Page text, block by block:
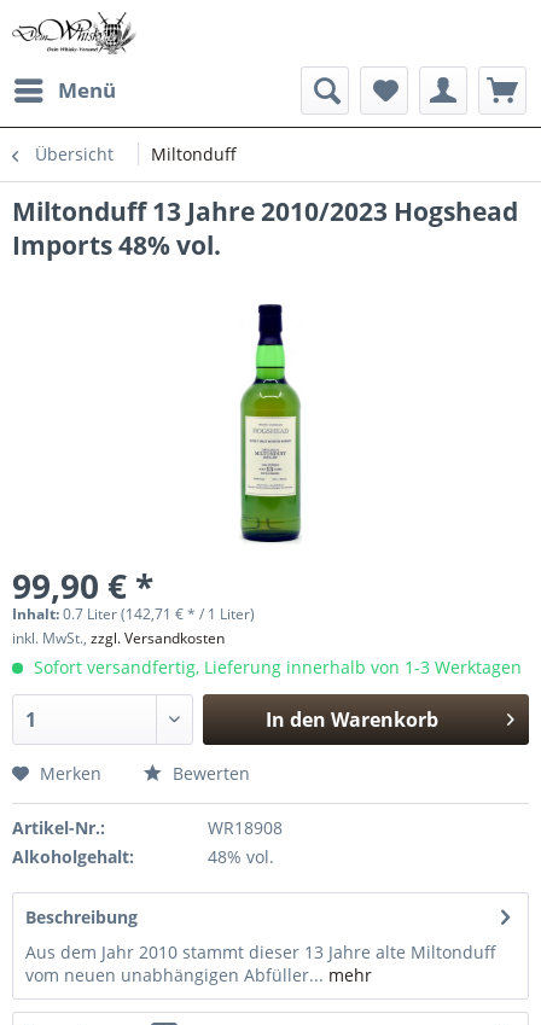
Menü
Übersicht Miltonduff
Miltonduff 13 Jahre 2010/2023 Hogshead
Imports 48% vol.
99,90 € *
Inhalt:0.7 Liter (142,71 € * / 1 Liter)
inkl. MwSt., zzgl. Versandkosten
Sofort versandfertig, Lieferung innerhalb von 1-3 Werktagen
In den Warenkorb
Merken Bewerten
Artikel-Nr.:
WR18908
Alkoholgehalt:
48% vol.
Beschreibung
Aus dem Jahr 2010 stammt dieser 13 Jahre alte Miltonduff
vom neuen unabhängigen Abfüller... mehr